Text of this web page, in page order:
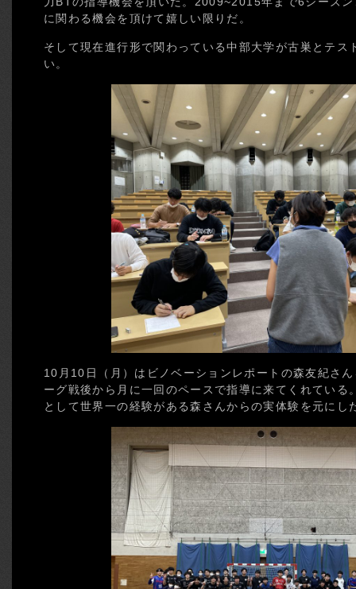
に関わる機会を頂けて嬉しい限りだ。
そして現在進行形で関わっている中部大学が古巣とテス
い。
10月10日（月）はビノベーションレポートの森友紀さ
ーグ戦後から月に一回のペースで指導に来てくれている
として世界一の経験がある森さんからの実体験を元にし